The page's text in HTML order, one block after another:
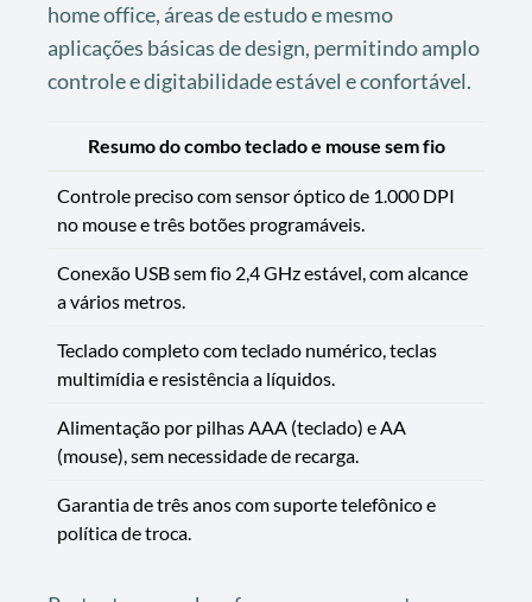
home office, áreas de estudo e mesmo
aplicações básicas de design, permitindo amplo
controle e digitabilidade estável e confortável.
Resumo do combo teclado e mouse sem fio
Controle preciso com sensor óptico de 1.000 DPI
no mouse e três botões programáveis.
Conexão USB sem fio 2,4 GHz estável, com alcance
a vários metros.
Teclado completo com teclado numérico, teclas
multimídia e resistência a líquidos.
Alimentação por pilhas AAA (teclado) e AA
(mouse), sem necessidade de recarga.
Garantia de três anos com suporte telefônico e
política de troca.